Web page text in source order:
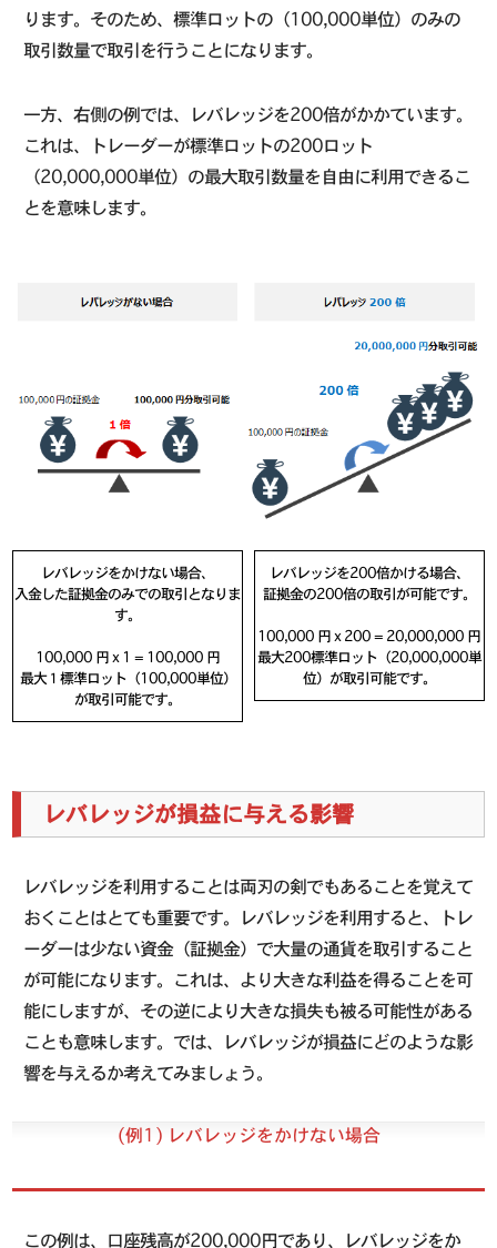
ります。そのため、標準ロットの（100,000単位）のみの
取引数量で取引を行うことになります。
一方、右側の例では、レバレッジを200倍がかかています。
これは、トレーダーが標準ロットの200ロット
（20,000,000単位）の最大取引数量を自由に利用できるこ
とを意味します。
レバレッジをかけない場合、
入金した証拠金のみでの取引となりま
す。
100,000 円 x 1 = 100,000 円
最大１標準ロット（100,000単位）
が取引可能です。
レバレッジを200倍かける場合、
証拠金の200倍の取引が可能です。
100,000 円 x 200 = 20,000,000 円
最大200標準ロット（20,000,000単
位）が取引可能です。
レバレッジが損益に与える影響
レバレッジを利用することは両刃の剣でもあることを覚えて
おくことはとても重要です。レバレッジを利用すると、トレ
ーダーは少ない資金（証拠金）で大量の通貨を取引すること
が可能になります。これは、より大きな利益を得ることを可
能にしますが、その逆により大きな損失も被る可能性がある
ことも意味します。では、レバレッジが損益にどのような影
響を与えるか考えてみましょう。
(例1) レバレッジをかけない場合
この例は、口座残高が200,000円であり、レバレッジをか